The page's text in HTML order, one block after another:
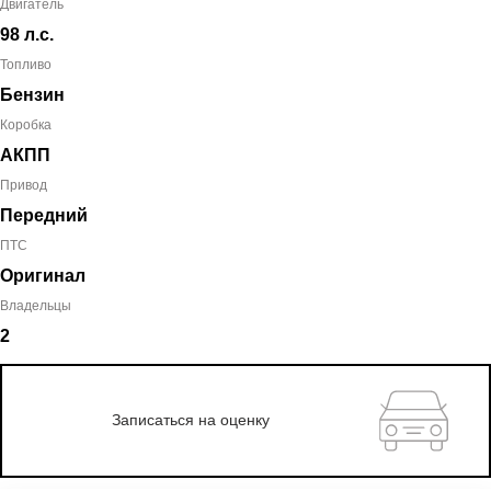
Двигатель
98 л.с.
Топливо
Бензин
Коробка
АКПП
Привод
Передний
ПТС
Оригинал
Владельцы
2
Записаться на оценку